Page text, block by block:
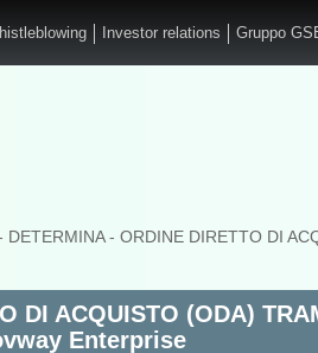
Investor relations Gruppo
DETERMINA - ORDINE DIRETTO DI
DI ACQUISTO (ODA)
Enterprise